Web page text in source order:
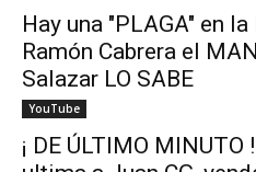
Hay una "PLAGA" en la
Ramón Cabrera el
Salazar LO SABE
YouTube
¡ DE ÚLTIMO